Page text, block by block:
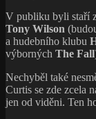
V publiku byli staří
Tony Wilson
a hudebního klubu
výborných The Fall
Nechyběl také
Curtis se zde zcela
jen od viděni. Ten